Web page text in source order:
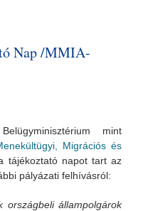
Nap /MMIA-
mint
Migrációs és
tájékoztató napot tart az
pályázati felhívásról:
állampolgárok